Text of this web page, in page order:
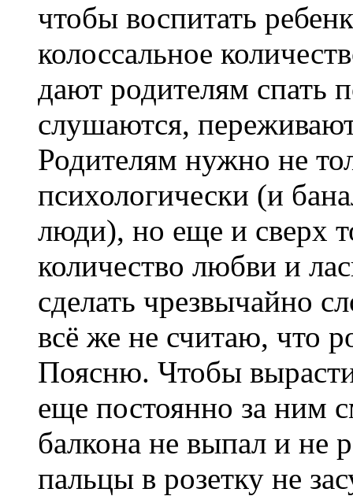
чтобы воспитать
колоссальное
дают родителям спать
слушаются,
Родителям нужно не
психологически (и
люди), но еще и сверх
количество любви и
сделать чрезвычайно
всё же не считаю, что
Поясню. Чтобы
еще постоянно за ним
балкона не выпал и не
пальцы в розетку не